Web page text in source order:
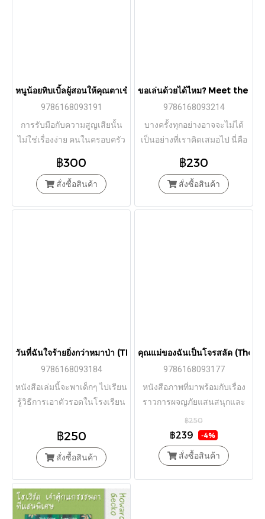
หนูน้อยทิบเบิ้ลผู้สอนให้คุณตาเข้าใจเรื่องการจากลา TIBBLE AND
9786168093191
การรับมือกับความสูญเสียนั้น
ไม่ใช่เรื่องง่าย คนในครอบครัว
ผู้ใหญ่อย่างเราเยียวยาบาดแผล
ได้เช่นกัน
฿300
สั่งซื้อสินค้า
ขอเล่นด้วยได้ไหม? Meet the
9786168093214
บางครั้งทุกอย่างอาจจะไม่ได้
เป็นอย่างที่เราคิดเสมอไป นี่คือ
เข้าใจการอยู่ร่วมกับผู้อื่นใน
สังคม
฿230
สั่งซื้อสินค้า
วันที่ฉันใจร้ายยิ่งกว่าหมาป่า (THE DAY I BACAME MEANER
9786168093184
หนังสือเล่มนี้จะพาเด็กๆ ไปเรียน
รู้วิธีการเอาตัวรอดในโรงเรียน
ใจร้ายเหมือนกับหมาป่าที่ชอบ
รังแกคนอื่นก็ได้
฿250
สั่งซื้อสินค้า
คุณแม่ของฉันเป็นโจรสลัด (The
9786168093177
หนังสือภาพที่มาพร้อมกับเรื่อง
ราวการผจญภัยแสนสนุกและ
ลายเส้นสีสันสดใส ที่จะช่วยให้
เด็กๆ เข้าใจเรื่องความหลาก
หลาย และทุกคนสามารถมี
ความสุขกับความ “แตกต่าง”
฿250
฿239 -4%
สั่งซื้อสินค้า